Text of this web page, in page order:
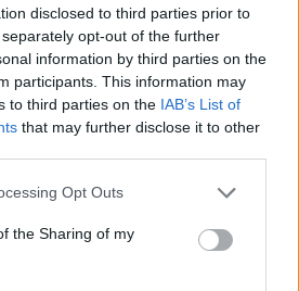
disclosed to third parties prior to
opt-out of the further
information by third parties on the
participants. This information may
to third parties on the IAB’s List of
that may further disclose it to other
Opt Outs
the Sharing of my
de al menos 8 caracteres
al menos una mayúscula
al menos una minúscula
al menos un número
al menos uno de los siguientes
#?!@$%&*-^_+<>.;,